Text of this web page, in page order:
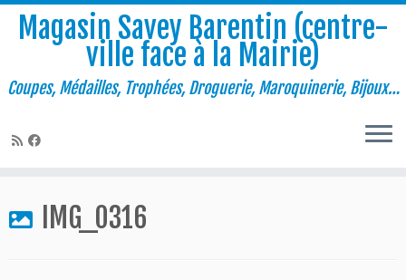
contenu
Magasin Savey Barentin (centre-
ville face à la Mairie)
Coupes, Médailles, Trophées, Droguerie, Maroquinerie, Bijoux…
IMG_0316